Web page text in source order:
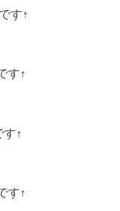
す↑
す↑
↑
す↑